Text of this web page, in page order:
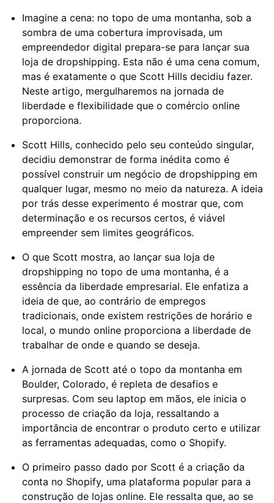
Imagine a cena: no topo de uma montanha, sob a
sombra de uma cobertura improvisada, um
empreendedor digital prepara-se para lançar sua
loja de dropshipping. Esta não é uma cena comum,
mas é exatamente o que Scott Hills decidiu fazer.
Neste artigo, mergulharemos na jornada de
liberdade e flexibilidade que o comércio online
proporciona.
Scott Hills, conhecido pelo seu conteúdo singular,
decidiu demonstrar de forma inédita como é
possível construir um negócio de dropshipping em
qualquer lugar, mesmo no meio da natureza. A ideia
por trás desse experimento é mostrar que, com
determinação e os recursos certos, é viável
empreender sem limites geográficos.
O que Scott mostra, ao lançar sua loja de
dropshipping no topo de uma montanha, é a
essência da liberdade empresarial. Ele enfatiza a
ideia de que, ao contrário de empregos
tradicionais, onde existem restrições de horário e
local, o mundo online proporciona a liberdade de
trabalhar de onde e quando se deseja.
A jornada de Scott até o topo da montanha em
Boulder, Colorado, é repleta de desafios e
surpresas. Com seu laptop em mãos, ele inicia o
processo de criação da loja, ressaltando a
importância de encontrar o produto certo e utilizar
as ferramentas adequadas, como o Shopify.
O primeiro passo dado por Scott é a criação da
conta no Shopify, uma plataforma popular para a
construção de lojas online. Ele ressalta que, ao se